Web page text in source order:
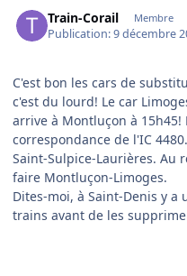
Train-Corail Membre
Publication:9 décembre
C'est bon les cars de
c'est du lourd! Le car
arrive à Montluçon à
correspondance de l'IC
Saint-Sulpice-Laurières. Au
faire Montluçon-Limoges.
Dites-moi, à Saint-Denis y
trains avant de les